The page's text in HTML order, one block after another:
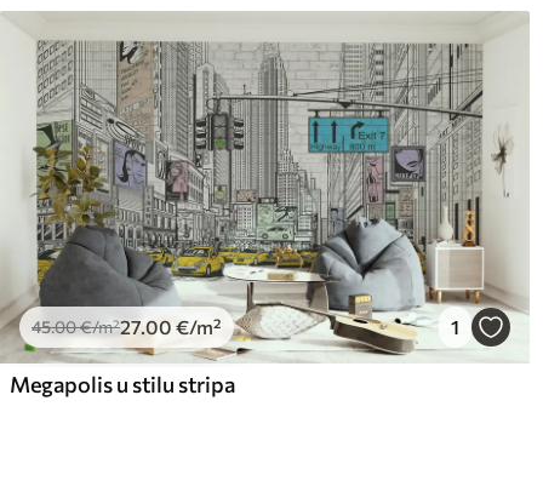
45.00€/m²27.00 €/m² 1
Megapolis u stilu stripa